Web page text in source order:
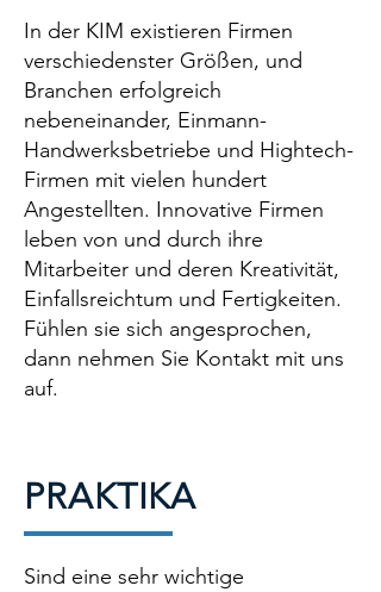
In der KIM existieren Firmen
verschiedenster Größen, und
Branchen erfolgreich
nebeneinander, Einmann-
Handwerksbetriebe und Hightech-
Firmen mit vielen hundert
Angestellten. Innovative Firmen
leben von und durch ihre
Mitarbeiter und deren Kreativität,
Einfallsreichtum und Fertigkeiten.
Fühlen sie sich angesprochen,
dann nehmen Sie Kontakt mit uns
auf.
PRAKTIKA
Sind eine sehr wichtige